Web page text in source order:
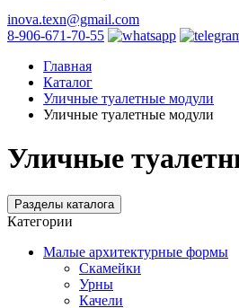
inova.texn@gmail.com
8-906-671-70-55
Главная
Каталог
Уличные туалетные модули
Уличные туалетные модули
Уличные
Разделы каталога
Категории
Малые архитектурные формы
Скамейки
Урны
Качели